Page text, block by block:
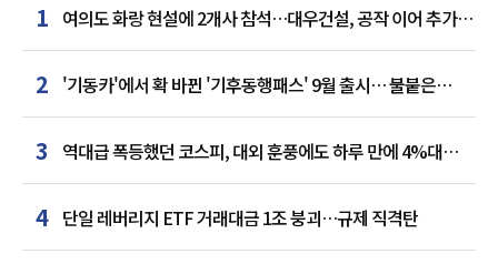
1 여의도 화랑 현설에 2개사 참석…대우건설, 공작 이어 추가
거점 확보하나
2 '기동카'에서 확 바뀐 '기후동행패스' 9월 출시… 불붙은
카드사 경쟁
3
역대급 폭등했던 코스피, 대외 훈풍에도 하루 만에 4%대
급락
4 단일 레버리지 ETF 거래대금 1조 붕괴…규제 직격탄